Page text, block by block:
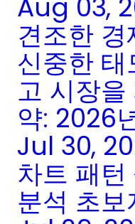
견조한 경
신중한
고 시장
약: 2026
Jul 30,
차트 패턴
분석 초